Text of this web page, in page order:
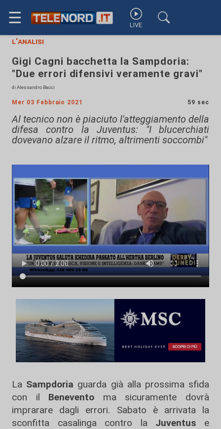
☰ LIVE
l'analisi
Gigi Cagni bacchetta la Sampdoria:
"Due errori difensivi veramente gravi"
di Alessandro Bacci
Mer 03 Febbraio 2021 59 sec
Al tecnico non è piaciuto l'atteggiamento della
difesa contro la Juventus: "I blucerchiati
dovevano alzare il ritmo, altrimenti soccombi"
La Sampdoria guarda già alla prossima sfida
con il Benevento ma sicuramente dovrà
imprarare dagli errori. Sabato è arrivata la
sconfitta casalinga contro la Juventus e